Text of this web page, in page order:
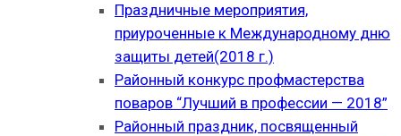
Праздничные мероприятия,
приуроченные к Международному дню
защиты детей(2018 г.)
Районный конкурс профмастерства
поваров “Лучший в профессии — 2018”
Районный праздник, посвященный